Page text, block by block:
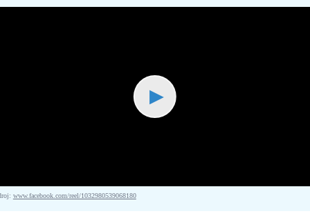
▶
www.facebook.com/reel/1032980539068180